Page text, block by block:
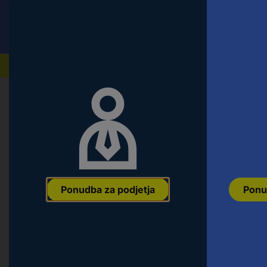
Ponudba za podjetja
Orodje & Delavnica Material za pritrditev
TOOLCRAFT križni ročaj 6 mm
4053199220441 Koda proizvajalca:138242 Št. izdelka: